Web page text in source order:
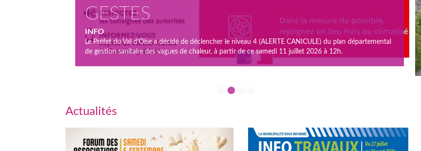
GESTES
INFO
Le Préfet du Val d’Oise a décidé de déclencher le niveau 4 (ALERTE CANICULE) du plan départemental
de gestion sanitaire des vagues de chaleur, à partir de ce samedi 11 juillet 2026 à 12h.
Actualités